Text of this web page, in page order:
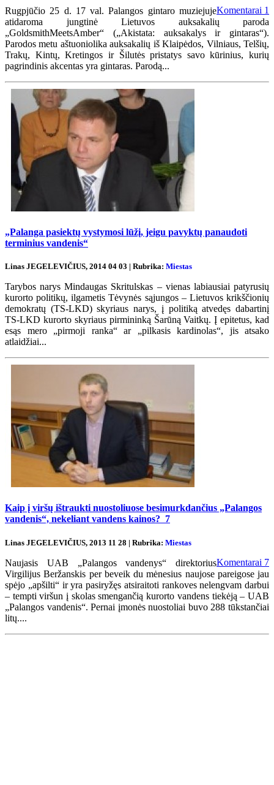
Komentarai 1
Rugpjūčio 25 d. 17 val. Palangos gintaro muziejuje
atidaroma jungtinė Lietuvos auksakalių paroda
„GoldsmithMeetsAmber“ („Akistata: auksakalys ir gintaras“).
Parodos metu aštuoniolika auksakalių iš Klaipėdos, Vilniaus, Telšių,
Trakų, Kintų, Kretingos ir Šilutės pristatys savo kūrinius, kurių
pagrindinis akcentas yra gintaras. Parodą...
„Palanga pasiektų vystymosi lūžį, jeigu pavyktų panaudoti
terminius vandenis“
Linas JEGELEVIČIUS, 2014 04 03 | Rubrika: Miestas
Tarybos narys Mindaugas Skritulskas – vienas labiausiai patyrusių
kurorto politikų, ilgametis Tėvynės sąjungos – Lietuvos krikščionių
demokratų (TS-LKD) skyriaus narys, į politiką atvedęs dabartinį
TS-LKD kurorto skyriaus pirmininką Šarūną Vaitkų. Į epitetus, kad
esąs mero „pirmoji ranka“ ar „pilkasis kardinolas“, jis atsako
atlaidžiai...
Kaip į viršų ištraukti nuostoliuose besimurkdančius „Palangos
vandenis“, nekeliant vandens kainos? 7
Linas JEGELEVIČIUS, 2013 11 28 | Rubrika: Miestas
Komentarai 7
Naujasis UAB „Palangos vandenys“ direktorius
Virgilijus Beržanskis per beveik du mėnesius naujose pareigose jau
spėjo „apšilti“ ir yra pasiryžęs atsiraitoti rankoves nelengvam darbui
– tempti viršun į skolas smengančią kurorto vandens tiekėją – UAB
„Palangos vandenis“. Pernai įmonės nuostoliai buvo 288 tūkstančiai
litų....